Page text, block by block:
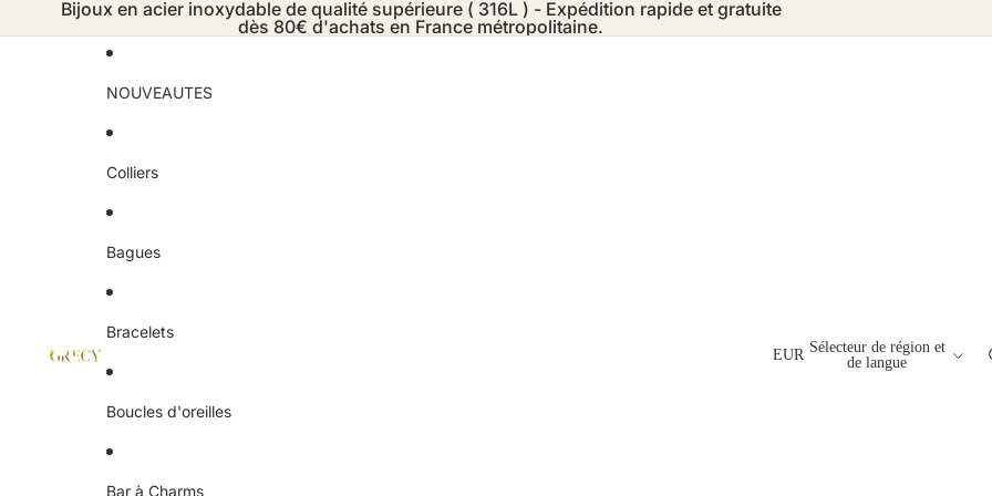
Bijoux en acier inoxydable de qualité supérieure ( 316L ) - Expédition rapide et gratuite
dès 80€ d'achats en France métropolitaine.
NOUVEAUTES
Colliers
Bagues
Bracelets
Boucles d'oreilles
Bar à Charms
EUR Sélecteur de région et
de langue